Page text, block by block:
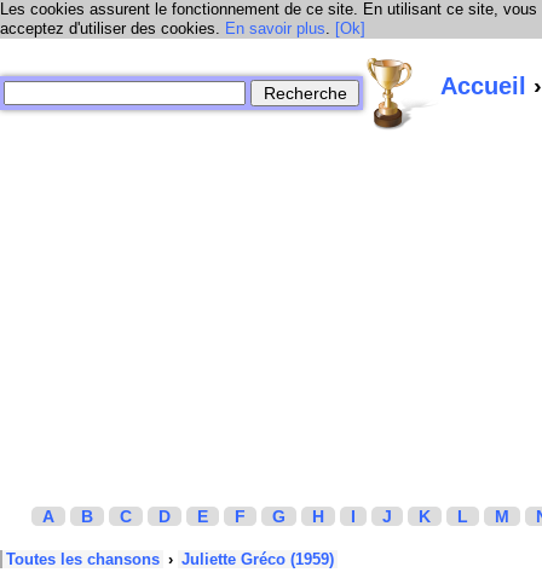
Les cookies assurent le fonctionnement de ce site. En utilisant ce site, vous
acceptez d'utiliser des cookies. En savoir plus. [Ok]
Accueil
A B C D E F G H I J K L M
Toutes les chansons › Juliette Gréco (1959)